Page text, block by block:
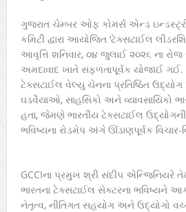
ગુજરાત ચેમ્બર ઓફ કોમર્સ એન્ડ
કમિટી દ્વારા આયોજિત ‘ટેક્સટાઈલ
આવૃત્તિ શનિવાર, ૦૪ જુલાઈ ૨૦૨૬ ના
અમદાવાદ ખાતે સફળતાપૂર્વક યોજાઈ
ટેક્સટાઈલ વેલ્યુ ચેનના પ્રતિષ્ઠિત
ઘડવૈયાઓ, સાહસિકો અને વ્યાવસાયિકો
હતા, જેમણે ભારતીય ટેક્સટાઈલ
ભવિષ્યના રોડમેપ અંગે ઊંડાણપૂર્વક વિચાર-
GCCIના પ્રમુખ શ્રી સંદીપ એન્જિનિયરે
ભારતના ટેક્સટાઈલ સેક્ટરના ભવિષ્યને
નેતૃત્વ, નીતિગત સહયોગ અને ઉદ્યોગો